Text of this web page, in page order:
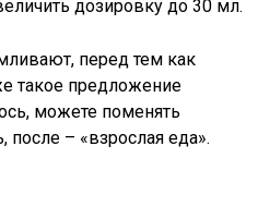
дозировку до 30 мл.
перед тем как
такое предложение
можете поменять
после – «взрослая еда».